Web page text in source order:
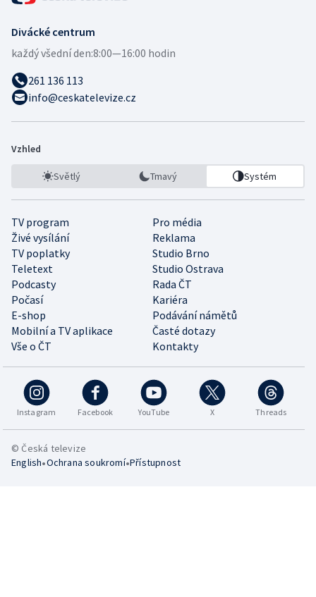
Divácké centrum
každý všední den:8:00—16:00 hodin
261 136 113
info@ceskatelevize.cz
Vzhled
Světlý Tmavý Systém
TV program
Pro média
Živé vysílání
Reklama
TV poplatky
Studio Brno
Teletext
Studio Ostrava
Podcasty
Rada ČT
Počasí
Kariéra
E-shop
Podávání námětů
Mobilní a TV aplikace
Časté dotazy
Vše o ČT
Kontakty
Instagram Facebook YouTube X Threads
© Česká televize
English•Ochrana soukromí•Přístupnost